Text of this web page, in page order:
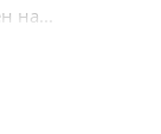
на...